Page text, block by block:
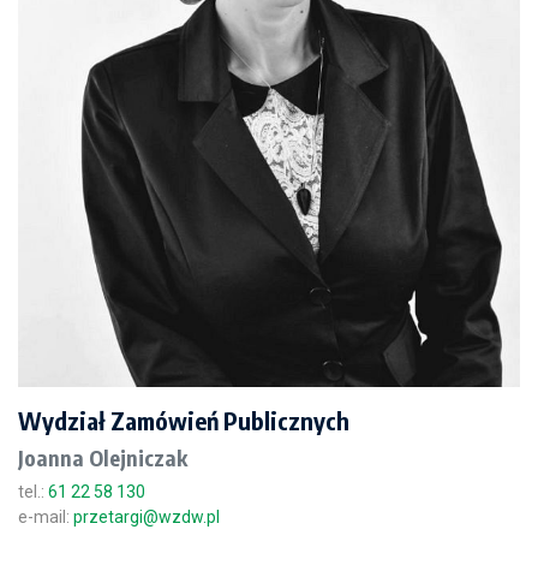
Wydział Zamówień Publicznych
Joanna Olejniczak
tel.: 61 22 58 130
e-mail: przetargi@wzdw.pl